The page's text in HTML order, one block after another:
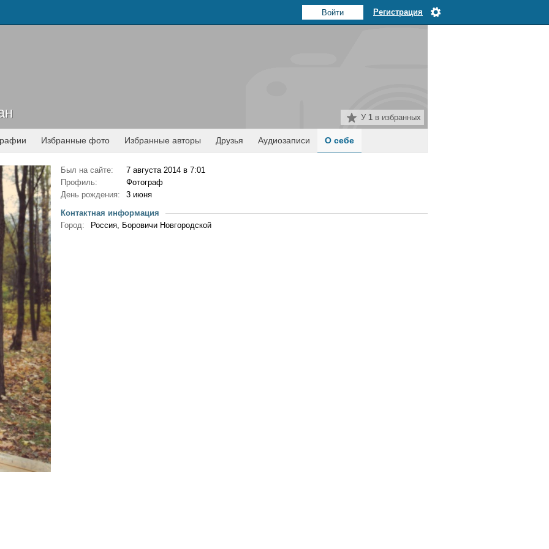
Регистрация
У 1 в избранных
Избранные фото Избранные авторы Друзья Аудиозаписи О себе
Был на сайте:
7 августа 2014 в 7:01
Профиль:
Фотограф
День рождения:
3 июня
Контактная информация
Город:
Россия, Боровичи Новгородской